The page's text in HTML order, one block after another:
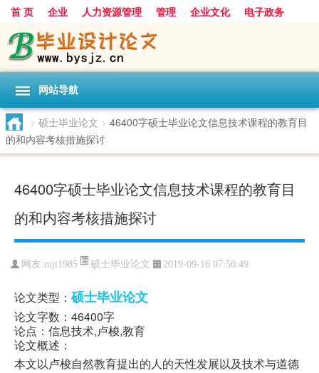
首 页 企业 人力资源管理 管理 企业文化
电子政务
数据
旅游 项目 浅谈 发展
网站导航
> 硕士毕业论文 > 46400字硕士毕业论文信息技术课程的教育目
的和内容考核措施探讨
46400字硕士毕业论文信息技术课程的教育目
的和内容考核措施探讨
网友:mjt1985 硕士毕业论文 2019-09-16 07:50:49
论文类型：硕士毕业论文
论文字数：46400字
论点：信息技术,卢梭,教育
论文概述：
本文以卢梭自然教育提出的人的天性发展以及技术与道德